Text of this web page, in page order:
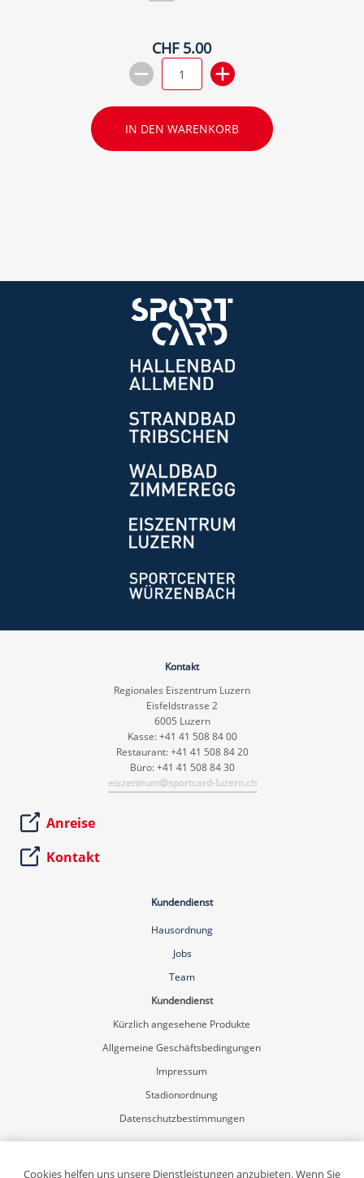
CHF 5.00
IN DEN WARENKORB
Kontakt
Regionales Eiszentrum Luzern
Eisfeldstrasse 2
6005 Luzern
Kasse: +41 41 508 84 00
Restaurant: +41 41 508 84 20
Büro: +41 41 508 84 30
eiszentrum@sportcard-luzern.ch
Anreise
Kontakt
Kundendienst
Hausordnung
Jobs
Team
Kundendienst
Kürzlich angesehene Produkte
Allgemeine Geschäftsbedingungen
Impressum
Stadionordnung
Datenschutzbestimmungen
Mein Konto
Registrierung
Cookies helfen uns unsere Dienstleistungen anzubieten. Wenn Sie